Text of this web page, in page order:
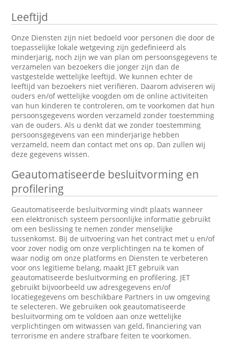
Leeftijd
Onze Diensten zijn niet bedoeld voor personen die door de
toepasselijke lokale wetgeving zijn gedefinieerd als
minderjarig, noch zijn we van plan om persoonsgegevens te
verzamelen van bezoekers die jonger zijn dan de
vastgestelde wettelijke leeftijd. We kunnen echter de
leeftijd van bezoekers niet verifiëren. Daarom adviseren wij
ouders en/of wettelijke voogden om de online activiteiten
van hun kinderen te controleren, om te voorkomen dat hun
persoonsgegevens worden verzameld zonder toestemming
van de ouders. Als u denkt dat we zonder toestemming
persoonsgegevens van een minderjarige hebben
verzameld, neem dan contact met ons op. Dan zullen wij
deze gegevens wissen.
Geautomatiseerde besluitvorming en
profilering
Geautomatiseerde besluitvorming vindt plaats wanneer
een elektronisch systeem persoonlijke informatie gebruikt
om een beslissing te nemen zonder menselijke
tussenkomst. Bij de uitvoering van het contract met u en/of
voor zover nodig om onze verplichtingen na te komen of
waar nodig om onze platforms en Diensten te verbeteren
voor ons legitieme belang, maakt JET gebruik van
geautomatiseerde besluitvorming en profilering. JET
gebruikt bijvoorbeeld uw adresgegevens en/of
locatiegegevens om beschikbare Partners in uw omgeving
te selecteren. We gebruiken ook geautomatiseerde
besluitvorming om te voldoen aan onze wettelijke
verplichtingen om witwassen van geld, financiering van
terrorisme en andere strafbare feiten te voorkomen.